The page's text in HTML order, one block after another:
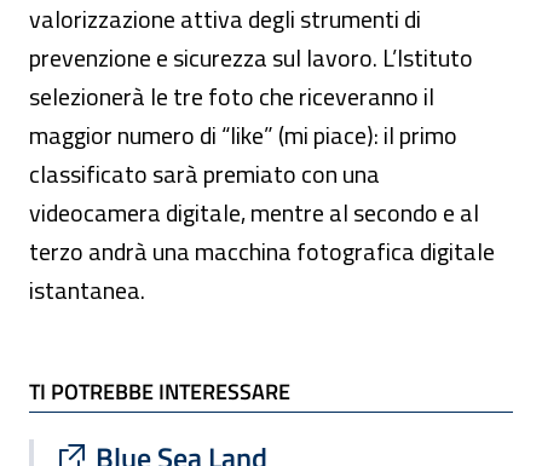
valorizzazione attiva degli strumenti di
prevenzione e sicurezza sul lavoro. L’Istituto
selezionerà le tre foto che riceveranno il
maggior numero di “like” (mi piace): il primo
classificato sarà premiato con una
videocamera digitale, mentre al secondo e al
terzo andrà una macchina fotografica digitale
istantanea.
TI POTREBBE INTERESSARE
TI POTREBBE INTERESSARE
Blue Sea Land
Sito esterno : apre una nuova finestra